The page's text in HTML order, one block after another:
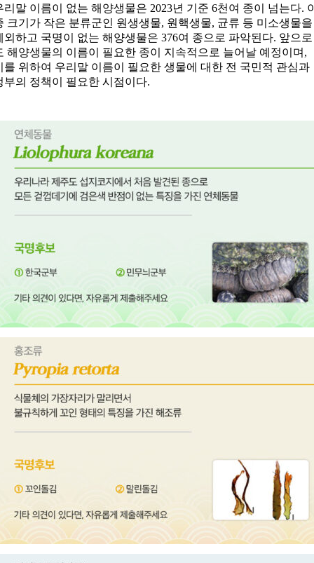
리말 이름이 없는 해양생물은 2023년 기준 6천여 종이 넘는다.
크기가 작은 분류군인 원생생물, 원핵생물, 균류 등 미소생물을
외하고 국명이 없는 해양생물은 376여 종으로 파악된다. 앞으로
해양생물의 이름이 필요한 종이 지속적으로 늘어날 예정이며,
를 위하여 우리말 이름이 필요한 생물에 대한 전 국민적 관심과
부의 정책이 필요한 시점이다.